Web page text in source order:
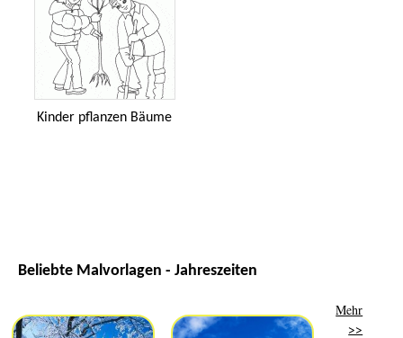
Kinder pflanzen Bäume
Beliebte Malvorlagen - Jahreszeiten
Mehr
>>